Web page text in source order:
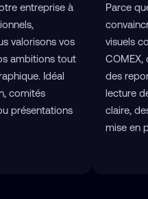
entreprise à
valorisons vos
ambitions tout
Idéal
comités
présentations
Parce
visuels
COMEX,
des
lecture
claire,
mise en